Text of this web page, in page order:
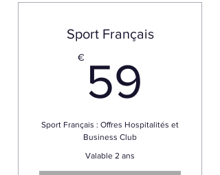
Sport Français
€ 59
Sport Français : Offres Hospitalités et
Business Club
Valable 2 ans